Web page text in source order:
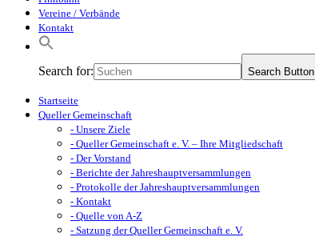
Vereine / Verbände
Kontakt
Search for: Search Button
Startseite
Queller Gemeinschaft
- Unsere Ziele
- Queller Gemeinschaft e. V. – Ihre Mitgliedschaft
- Der Vorstand
- Berichte der Jahreshauptversammlungen
- Protokolle der Jahreshauptversammlungen
- Kontakt
- Quelle von A-Z
- Satzung der Queller Gemeinschaft e. V.